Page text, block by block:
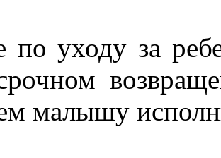
по уходу за
малышу